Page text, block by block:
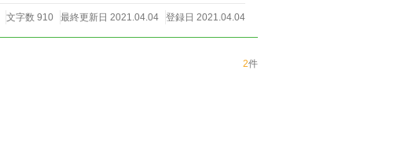
文字数 910 最終更新日 2021.04.04 登録日 2021.04.04
2件